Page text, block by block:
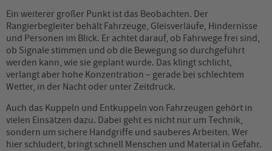
Ein weiterer großer Punkt ist das Beobachten. Der
Rangierbegleiter behält Fahrzeuge, Gleisverläufe, Hindernisse
und Personen im Blick. Er achtet darauf, ob Fahrwege frei sind,
ob Signale stimmen und ob die Bewegung so durchgeführt
werden kann, wie sie geplant wurde. Das klingt schlicht,
verlangt aber hohe Konzentration – gerade bei schlechtem
Wetter, in der Nacht oder unter Zeitdruck.
Auch das Kuppeln und Entkuppeln von Fahrzeugen gehört in
vielen Einsätzen dazu. Dabei geht es nicht nur um Technik,
sondern um sichere Handgriffe und sauberes Arbeiten. Wer
hier schludert, bringt schnell Menschen und Material in Gefahr.